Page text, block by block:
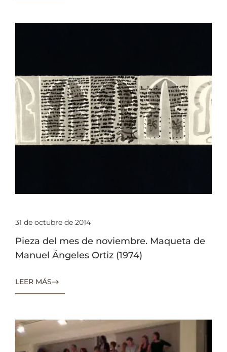
31 de octubre de 2014
Pieza del mes de noviembre. Maqueta de
Manuel Ángeles Ortiz (1974)
LEER MÁS